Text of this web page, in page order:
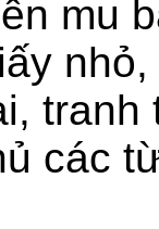
mu
các